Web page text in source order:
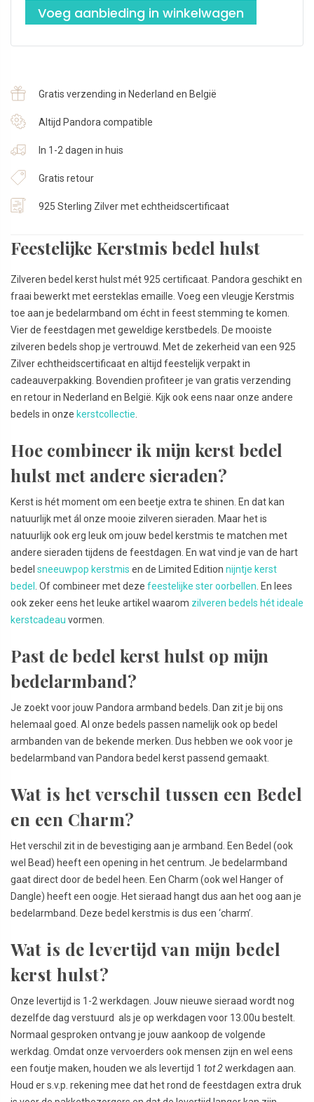
Voeg aanbieding in winkelwagen
Gratis verzending in Nederland en België
Altijd Pandora compatible
In 1-2 dagen in huis
Gratis retour
925 Sterling Zilver met echtheidscertificaat
Feestelijke Kerstmis bedel hulst
Zilveren bedel kerst hulst mét 925 certificaat. Pandora geschikt en
fraai bewerkt met eersteklas emaille. Voeg een vleugje Kerstmis
toe aan je bedelarmband om écht in feest stemming te komen.
Vier de feestdagen met geweldige kerstbedels. De mooiste
zilveren bedels shop je vertrouwd. Met de zekerheid van een 925
Zilver echtheidscertificaat en altijd feestelijk verpakt in
cadeauverpakking. Bovendien profiteer je van gratis verzending
en retour in Nederland en België. Kijk ook eens naar onze andere
bedels in onze kerstcollectie
Hoe combineer ik mijn kerst bedel
hulst met andere sieraden?
Kerst is hét moment om een beetje extra te shinen. En dat kan
natuurlijk met ál onze mooie zilveren sieraden. Maar het is
natuurlijk ook erg leuk om jouw bedel kerstmis te matchen met
andere sieraden tijdens de feestdagen. En wat vind je van de hart
bedel sneeuwpop kerstmis en de Limited Edition nijntje kerst
bedel
. Of combineer met deze feestelijke ster oorbellen . En lees
ook zeker eens het leuke artikel waarom zilveren bedels hét ideale
kerstcadeau vormen.
Past de bedel kerst hulst op mijn
bedelarmband?
Je zoekt voor jouw Pandora armband bedels. Dan zit je bij ons
helemaal goed. Al onze bedels passen namelijk ook op bedel
armbanden van de bekende merken. Dus hebben we ook voor je
bedelarmband van Pandora bedel kerst passend gemaakt.
Wat is het verschil tussen een Bedel
en een Charm?
Het verschil zit in de bevestiging aan je armband. Een Bedel (ook
wel Bead) heeft een opening in het centrum. Je bedelarmband
gaat direct door de bedel heen. Een Charm (ook wel Hanger of
Dangle) heeft een oogje. Het sieraad hangt dus aan het oog aan je
bedelarmband. Deze bedel kerstmis is dus een ‘charm’.
Wat is de levertijd van mijn bedel
kerst hulst?
Onze levertijd is 1-2 werkdagen. Jouw nieuwe sieraad wordt nog
dezelfde dag verstuurd als je op werkdagen voor 13.00u bestelt.
Normaal gesproken ontvang je jouw aankoop de volgende
werkdag. Omdat onze vervoerders ook mensen zijn en wel eens
een foutje maken, houden we als levertijd 1 tot 2werkdagen aan.
Houd er s.v.p. rekening mee dat het rond de feestdagen extra druk